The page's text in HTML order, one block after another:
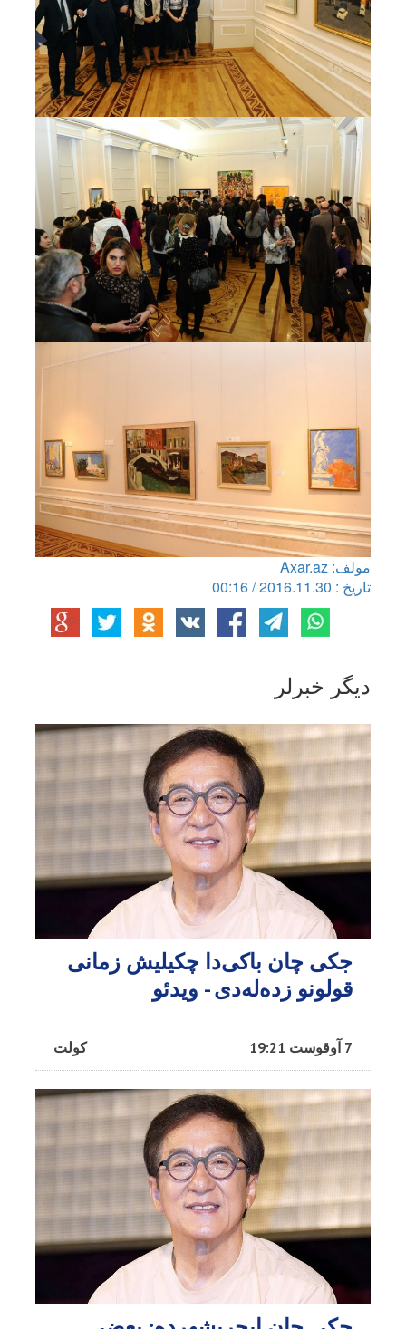
مولف: Axar.az
تاریخ : 2016.11.30 / 00:16
دیگر خبرلر
جکی چان باکی‌دا چکیلیش زمانی
قولونو زده‌له‌دی - ویدئو
کولت 7 آوقوست 19:21